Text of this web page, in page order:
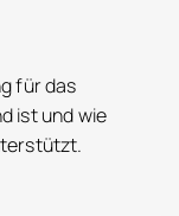
für das
ist und wie